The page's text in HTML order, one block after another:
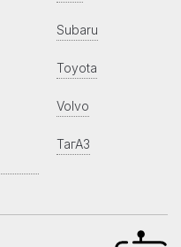
Subaru
Toyota
Volvo
ТагАЗ